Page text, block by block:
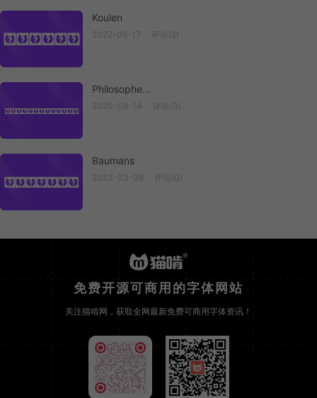
Koulen
Koulen
2022-05-17 评论(2)
Philosophe...
Philosophe...
2020-08-14 评论(3)
Baumans
Baumans
2023-03-08 评论(0)
免费开源可商用的字体网站
关注猫啃网，获取全网最新免费可商用字体资讯！